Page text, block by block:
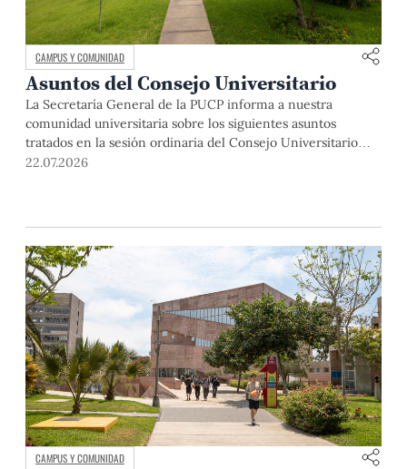
CAMPUS Y COMUNIDAD
Asuntos del Consejo Universitario
La Secretaría General de la PUCP informa a nuestra
comunidad universitaria sobre los siguientes asuntos
tratados en la sesión ordinaria del Consejo Universitario
que se realizó el día miércoles 13 de mayo. El Dr. Julio del
22.07.2026
CAMPUS Y COMUNIDAD